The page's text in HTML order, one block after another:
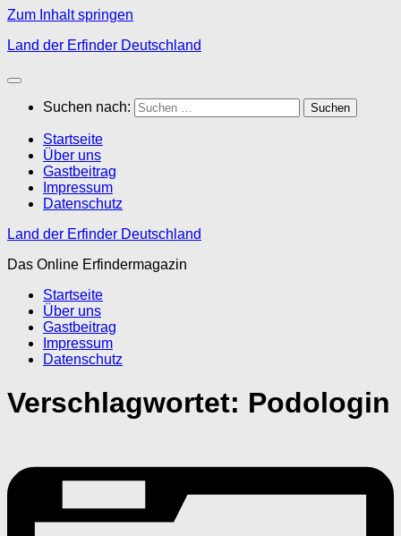
Zum Inhalt springen
Land der Erfinder Deutschland
Suchen nach:
Startseite
Über uns
Gastbeitrag
Impressum
Datenschutz
Land der Erfinder Deutschland
Das Online Erfindermagazin
Startseite
Über uns
Gastbeitrag
Impressum
Datenschutz
Verschlagwortet: Podologin